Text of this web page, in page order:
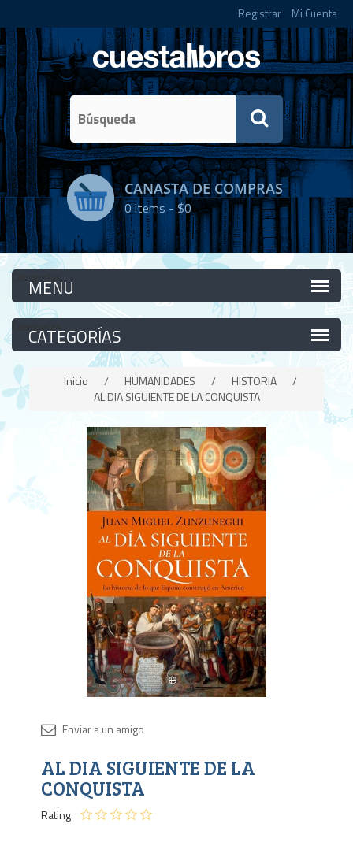
Registrar Mi Cuenta
CANASTA DE COMPRAS
0items -$0
Categorías
Categorías
Inicio / HUMANIDADES / HISTORIA
/
AL DIA SIGUIENTE DE LA CONQUISTA
AL DIA SIGUIENTE DE LA
CONQUISTA
Rating